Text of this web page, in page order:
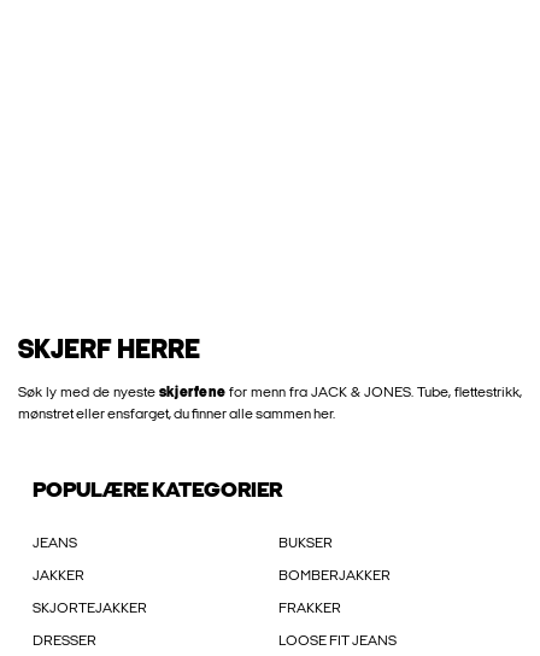
SKJERF HERRE
Søk ly med de nyeste skjerfene for menn fra JACK & JONES. Tube, flettestrikk,
mønstret eller ensfarget, du finner alle sammen her.
POPULÆRE KATEGORIER
JEANS BUKSER
JAKKER BOMBERJAKKER
SKJORTEJAKKER FRAKKER
DRESSER LOOSE FIT JEANS